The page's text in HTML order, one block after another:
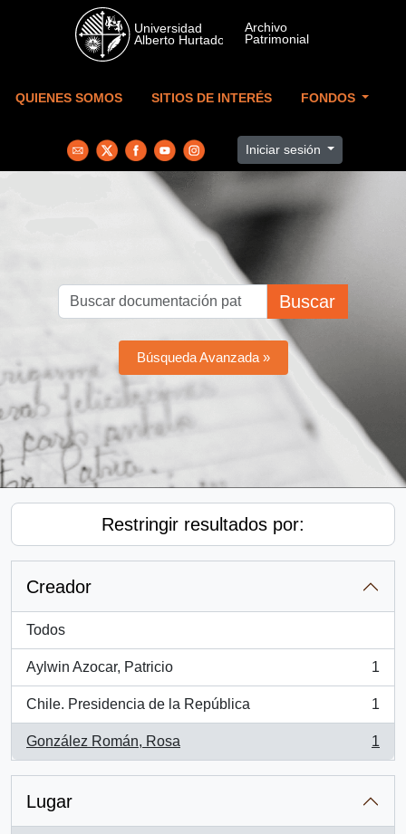
Skip to main content
QUIENES SOMOS SITIOS DE INTERÉS FONDOS
Iniciar sesión
Buscar
Búsqueda Avanzada »
Restringir resultados por:
Creador
Todos
Aylwin Azocar, Patricio
, 1 resultados
1
Chile. Presidencia de la República
, 1 resultados
1
González Román, Rosa
, 1 resultados
1
Lugar